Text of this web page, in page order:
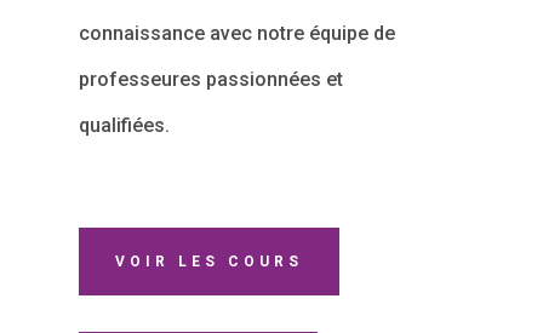
connaissance avec notre équipe de
professeures passionnées et
qualifiées.
VOIR LES COURS